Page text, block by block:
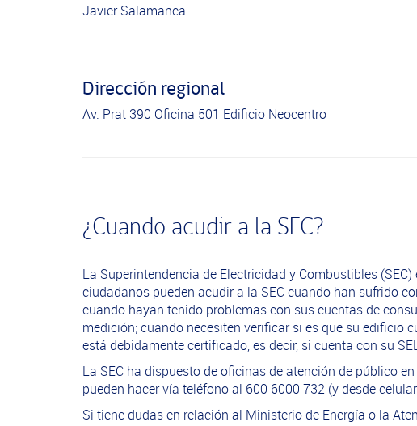
Javier Salamanca
Dirección regional
Av. Prat 390 Oficina 501 Edificio Neocentro
¿Cuando acudir a la SEC?
La Superintendencia de Electricidad y Combustibles
ciudadanos pueden acudir a la SEC cuando han sufrido
cuando hayan tenido problemas con sus cuentas de
medición; cuando necesiten verificar si es que su edificio
está debidamente certificado, es decir, si cuenta con su
La SEC ha dispuesto de oficinas de atención de público
pueden hacer vía teléfono al 600 6000 732 (y desde
Si tiene dudas en relación al Ministerio de Energía o la